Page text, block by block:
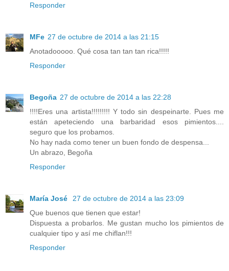
Responder
MFe 27 de octubre de 2014 a las 21:15
Anotadooooo. Qué cosa tan tan tan rica!!!!!
Responder
Begoña 27 de octubre de 2014 a las 22:28
!!!!Eres una artista!!!!!!!!! Y todo sin despeinarte. Pues me
están apeteciendo una barbaridad esos pimientos....
seguro que los probamos.
No hay nada como tener un buen fondo de despensa...
Un abrazo, Begoña
Responder
María José
27 de octubre de 2014 a las 23:09
Que buenos que tienen que estar!
Dispuesta a probarlos. Me gustan mucho los pimientos de
cualquier tipo y así me chiflan!!!
Responder